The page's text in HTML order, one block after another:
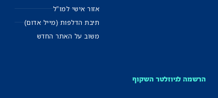
אזור אישי למו"ל
תיבת הדלפות (מייל אדום)
משוב על האתר החדש
הרשמה לניוזלטר השקוף